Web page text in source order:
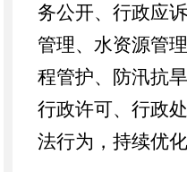
务公开、行政应
管理、水资源管
程管护、防汛抗
行政许可、行政
法行为，持续优